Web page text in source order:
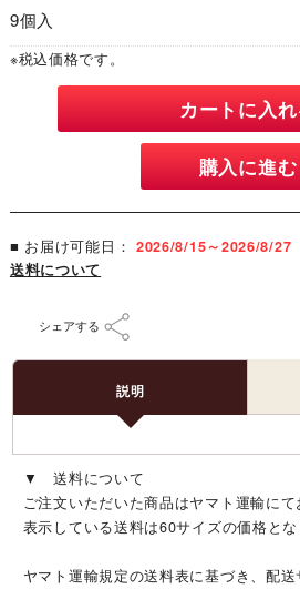
9個入
※税込価格です。
カートに入
購入に進む
■ お届け可能日： 2026/8/15～2026/8/27
送料について
シェアする
説明
▼ 送料について
ご注文いただいた商品はヤマト運輸にて
表示している送料は60サイズの価格とな
ヤマト運輸規定の送料表に基づき、配